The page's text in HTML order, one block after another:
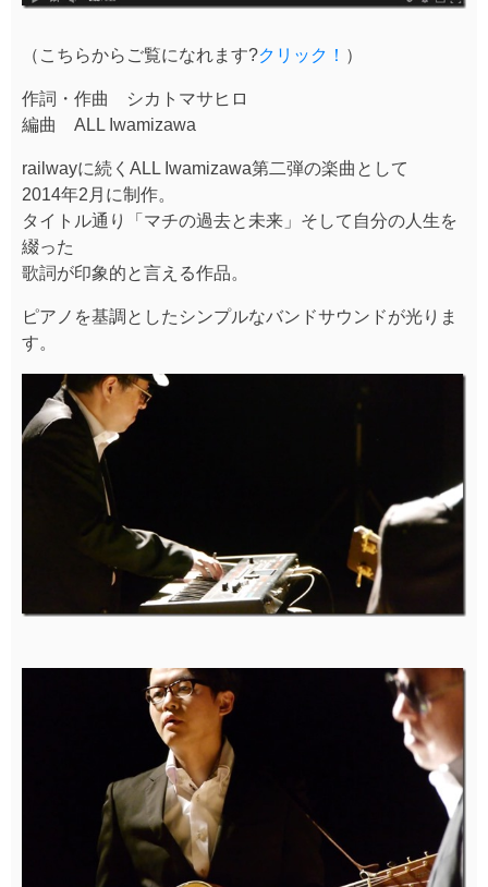
（こちらからご覧になれます?クリック！ ）
作詞・作曲 シカトマサヒロ
編曲 ALL Iwamizawa
railwayに続くALL Iwamizawa第二弾の楽曲として
2014年2月に制作。
タイトル通り「マチの過去と未来」そして自分の人生を
綴った
歌詞が印象的と言える作品。
ピアノを基調としたシンプルなバンドサウンドが光りま
す。